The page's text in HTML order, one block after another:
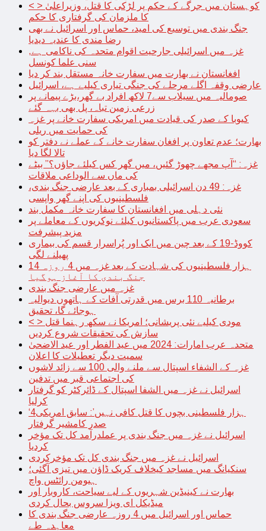
< > کوہستان میں جرگے کے حکم پر لڑکی کا قتل، وزیراعلیٰ
کا ملزمان کی گرفتاری کا حکم
جنگ بندی میں توسیع کی امید، حماس اور اسرائیل نے بھی
رضا مندی کا عندیہ دیدیا
غزہ میں اسرائیلی جارحیت اقوام متحدہ کی ناکامی ہے,
سنی علما کونسل
افغانستان نے بھارت میں سفارت خانہ مستقل بند کر دیا
عارضی وقفہ اگلے مرحلے کی جنگی تیاری کیلیے ہے، اسرائیل
صومالیہ میں سیلاب سے7 لاکھ افراد بے گھر،بڑے پیمانے پر
زرعی زمین تباہ، پل بھی بہہ گئے
کیوبا کے صدر کی قیادت میں امریکی سفارت خانے پر غزہ
کی حمایت میں ریلی
بھارت؛ عدم تعاون پر افغان سفارت خانے کے عملے نے دفتر کو
تالا لگا دیا
غزہ: “آپ مجھے چھوڑ گئیں، میں گھر کس کیلئے جاؤں؟” بیٹے
کی ماں سے الوداعی ملاقات
غزہ: 49 دن اسرائیلی بمباری کے بعد عارضی جنگ بندی،
فلسطینیوں کی اپنے گھر واپسی
نئی دہلی میں افغانستان کا سفارت خانہ مکمل بند
سعودی عرب میں پاکستانیوں کیلئے نوکریوں کے معاملے پر
مزید پیشرفت
کووڈ-19 کے بعد چین میں ایک اور پُراسرار قسم کی بیماری
پھیلنے لگی
14 ہزار فلسطینیوں کی شہادت کے بعد غزہ میں 4 روزہ
جنگ بندی کا آغاز ہوگیا
غزہ میں عارضی جنگ بندی
برطانیہ 110 برس میں قدرتی آفات کے ہاتھوں دیوالیہ
ہوجائے گا، تحقیق
< > مودی کیلیے نئی پریشانی؛ امریکا نے سکھ رہنما قتل
سازش کی تحقیقات شروع کردیں
متحدہ عرب امارات: 2024 میں عید الفطر اور عید الاضحیٰ
سمیت دیگر تعطیلات کا اعلان
غزہ کے الشفاء اسپتال سے ملنے والی 100 سے زائد لاشوں
کی اجتماعی قبر میں تدفین
اسرائیل نے غزہ میں الشفا اسپتال کے ڈائرکٹر کو گرفتار
کرلیا
‘4ہزار فلسطینی بچوں کا قتل کافی نہیں’: سابق امریکی
صدر کامشیر گرفتار
اسرائیل نے غزہ میں جنگ بندی پر عملدرآمد کل تک مؤخر
کردیا
اسرائیل نے غزہ میں جنگ بندی کل تک مؤخرکردی
سنکیانگ میں مساجد کیخلاف کریک ڈاؤن میں تیزی آگئی؛
ہیومن رائٹس واچ
بھارت نے کینیڈین شہریوں کے لیے سیاحت، کاروبار اور
میڈیکل ای ویزا سروس بحال کردی
حماس اور اسرائیل میں 4 روزہ عارضی جنگ بندی کا
معاہدہ طے